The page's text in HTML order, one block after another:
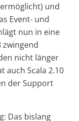
und
Event- und
nun in eine
zwingend
nicht länger
auch Scala 2.10
der Support
Das bislang